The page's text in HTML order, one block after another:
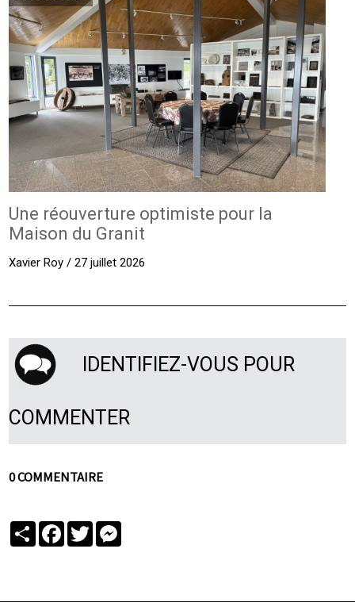
Une réouverture optimiste pour la
Maison du Granit
Xavier Roy / 27 juillet 2026
IDENTIFIEZ-VOUS POUR
COMMENTER
0 COMMENTAIRE
PartagerFacebook
Twitter